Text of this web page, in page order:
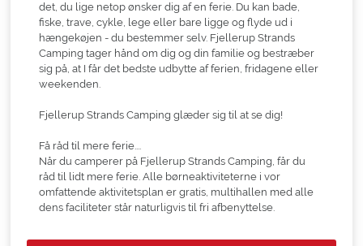
det, du lige netop ønsker dig af en ferie. Du kan bade,
fiske, trave, cykle, lege eller bare ligge og flyde ud i
hængekøjen - du bestemmer selv. Fjellerup Strands
Camping tager hånd om dig og din familie og bestræber
sig på, at I får det bedste udbytte af ferien, fridagene eller
weekenden.
Fjellerup Strands Camping glæder sig til at se dig!
Få råd til mere ferie....
Når du camperer på Fjellerup Strands Camping, får du
råd til lidt mere ferie. Alle børneaktiviteterne i vor
omfattende aktivitetsplan er gratis, multihallen med alle
dens faciliteter står naturligvis til fri afbenyttelse.